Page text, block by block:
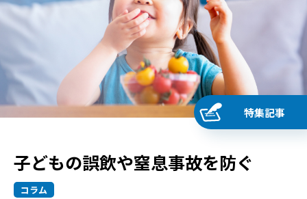
子どもの誤飲や窒息事故を防ぐ
コラム
特集記事